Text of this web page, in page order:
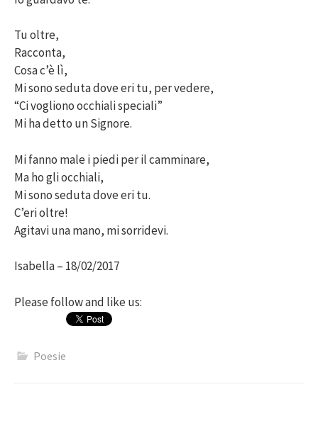
Tu oltre,
Racconta,
Cosa c’è lì,
Mi sono seduta dove eri tu, per vedere,
“Ci vogliono occhiali speciali”
Mi ha detto un Signore.
Mi fanno male i piedi per il camminare,
Ma ho gli occhiali,
Mi sono seduta dove eri tu.
C’eri oltre!
Agitavi una mano, mi sorridevi.
Isabella – 18/02/2017
Please follow and like us:
Poesie